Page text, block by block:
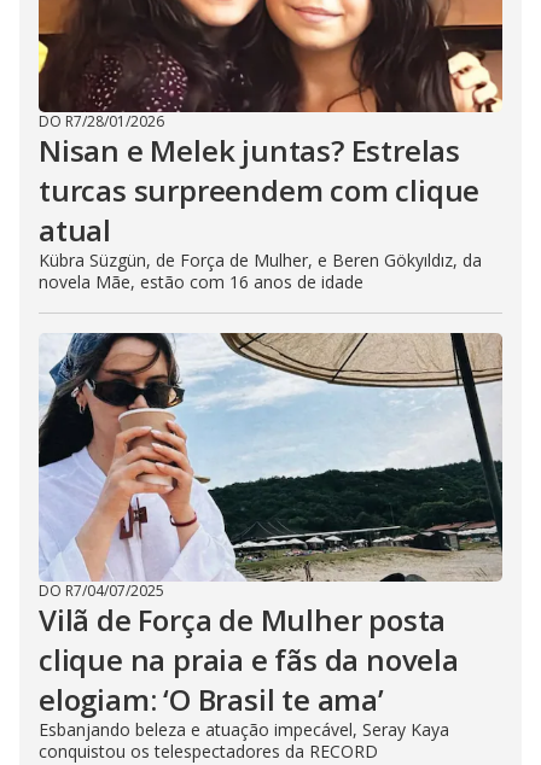
DO R7/28/01/2026
Nisan e Melek juntas? Estrelas
turcas surpreendem com clique
atual
Kübra Süzgün, de Força de Mulher, e Beren Gökyıldız, da
novela Mãe, estão com 16 anos de idade
DO R7/04/07/2025
Vilã de Força de Mulher posta
clique na praia e fãs da novela
elogiam: ‘O Brasil te ama’
Esbanjando beleza e atuação impecável, Seray Kaya
conquistou os telespectadores da RECORD